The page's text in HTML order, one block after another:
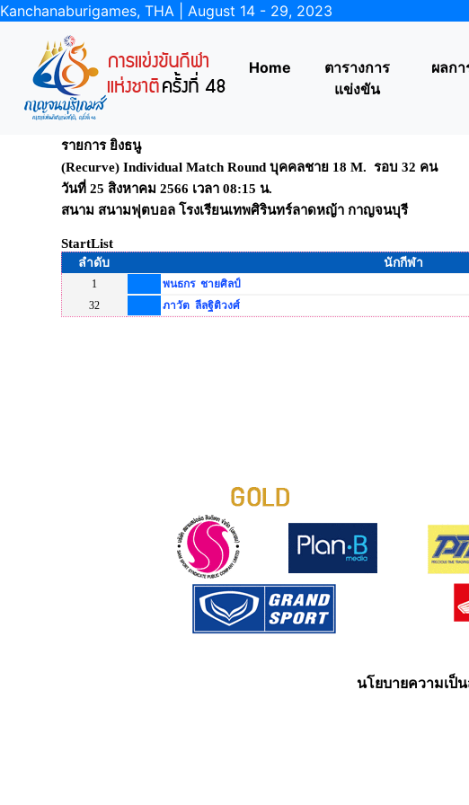
Kanchanaburigames, THA | August 14 - 29, 2023
Home
ตารางการ
แข่งขัน
ผลก
รายการ ยิงธนู
(Recurve) Individual Match Round บุคคลชาย 18 M. รอบ 32 คน
วันที่ 25 สิงหาคม 2566 เวลา 08:15 น.
สนาม สนามฟุตบอล โรงเรียนเทพศิรินทร์ลาดหญ้า กาญจนบุรี
StartList
ลำดับ นักกีฬา
1 พนธกร ชายศิลป์
32
ภาวัต ลีลฐิติวงศ์
นโยบายความเป็